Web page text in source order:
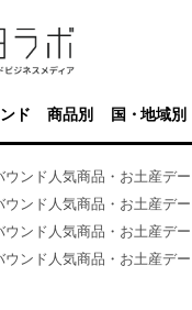
ド 商品別 国・地域別
ウンド人気商品・お土産デ
ウンド人気商品・お土産デ
ウンド人気商品・お土産デ
ウンド人気商品・お土産デ